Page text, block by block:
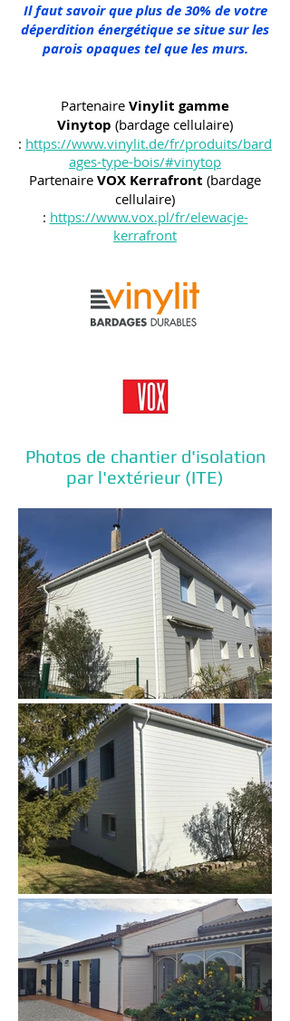
Il faut savoir que plus de 30% de votre
déperdition énergétique se situe sur les
parois opaques tel que les murs.
Partenaire Vinylit gamme
Vinytop (bardage cellulaire)
: https://www.vinylit.de/fr/produits/bard
ages-type-bois/#vinytop
Partenaire VOX Kerrafront (bardage
cellulaire)
: https://www.vox.pl/fr/elewacje-
kerrafront
Photos de chantier d'isolation
par l'extérieur (ITE)